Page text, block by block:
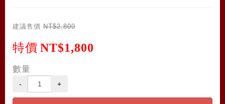
建議售價 NT$2,800
特價 NT$1,800
數量
- +